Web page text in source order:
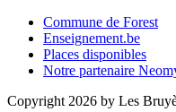
Commune de Forest
Enseignement.be
Places disponibles
Notre partenaire
Copyright 2026 by Les